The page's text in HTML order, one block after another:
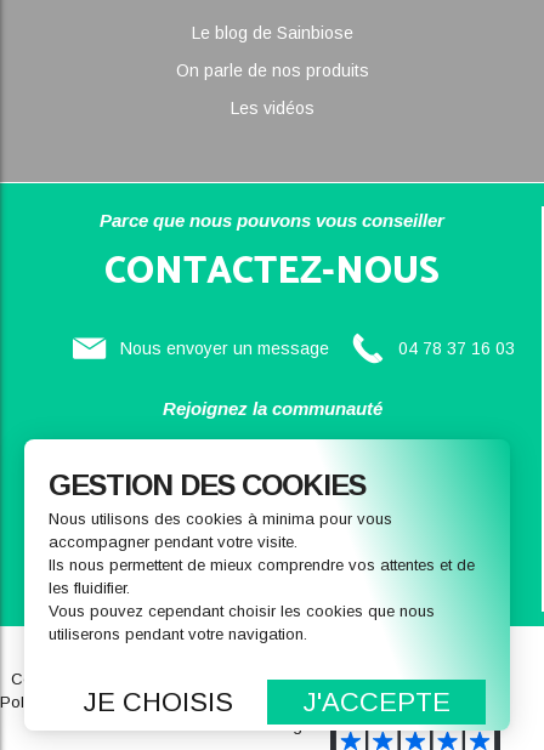
Le blog de Sainbiose
On parle de nos produits
Les vidéos
Parce que nous pouvons vous conseiller
CONTACTEZ-NOUS
Nous envoyer un message 04 78 37 16 03
Rejoignez la communauté
SAINBIOSE
Conditions générales de ventes
FAQ
Politique de données personnelles
Recrutement
Mentions légales
GESTION DES COOKIES
Nous utilisons des cookies à minima pour vous
accompagner pendant votre visite.
Ils nous permettent de mieux comprendre vos attentes et de
les fluidifier.
Vous pouvez cependant choisir les cookies que nous
utiliserons pendant votre navigation.
JE CHOISIS J'ACCEPTE